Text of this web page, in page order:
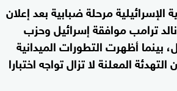
الإسرائيلية مرحلة ضبابية بعد إعلان
ترامب موافقة إسرائيل وحزب
بينما أظهرت التطورات الميدانية
المعلنة لا تزال تواجه اختبارا